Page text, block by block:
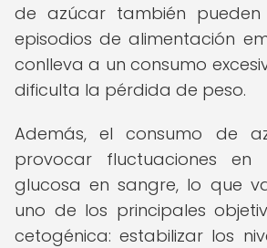
de azúcar también pueden
episodios de alimentación
conlleva a un consumo
dificulta la pérdida de peso.
Además, el consumo de
provocar fluctuaciones en
glucosa en sangre, lo que
uno de los principales
cetogénica: estabilizar los